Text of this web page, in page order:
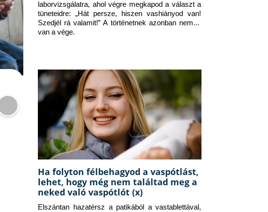
laborvizsgálatra, ahol végre megkapod a választ a
tüneteidre: „Hát persze, hiszen vashiányod van!
Szedjél rá valamit!” A történetnek azonban nem itt
van a vége.
Ha folyton félbehagyod a vaspótlást,
lehet, hogy még nem találtad meg a
neked való vaspótlót (x)
Elszántan hazatérsz a patikából a vastablettával,